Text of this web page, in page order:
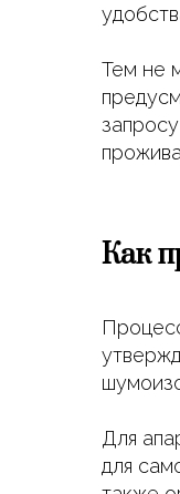
Тем не
Как
Для
для